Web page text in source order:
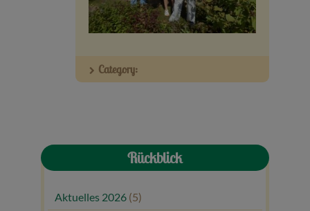
Veranstaltungen
Baumpaten
Category:
Rückblick
Aktuelles 2026 (5)